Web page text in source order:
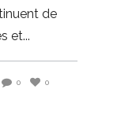
de
et
0 0